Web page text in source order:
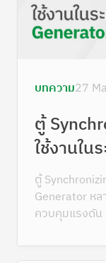
บทความ27
ตู้
ใช้งานใน
ตู้
Generator ห
ควบคุมแรงดัน